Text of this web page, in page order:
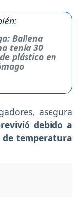
Ballena
tenía 30
plástico en
asegura
debido a
de temperatura